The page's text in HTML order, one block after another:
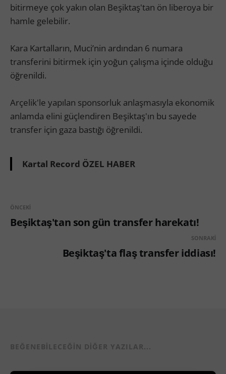
bitirmeye çok yakın olan Beşiktaş'tan ön liberoya bir
hamle gelebilir.
Kara Kartalların, Muci’nin ardından 6 numara
transferini bitirmek için yoğun çalışma içinde olduğu
öğrenildi.
Arçelik'le yapılan sponsorluk anlaşmasıyla ekonomik
anlamda elini güçlendiren Beşiktaş'ın bu sayede
transfer için gaza bastığı öğrenildi.
Kartal Record ÖZEL HABER
ÖNCEKI
Beşiktaş'tan son gün transfer harekatı!
SONRAKI
Beşiktaş'ta flaş transfer iddiası!
BEĞENEBILECEĞIN DIĞER YAZILAR...